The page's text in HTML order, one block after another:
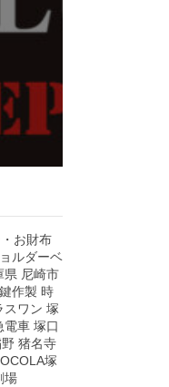
お財布
ルダーベ
県 尼崎市
作製 時
スワン 塚
電車 塚口
猪名寺
塚
場